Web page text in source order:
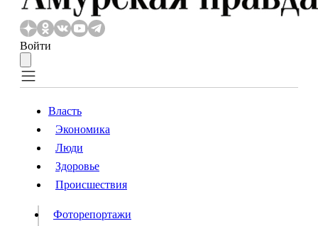
Войти
Власть
Происшествия
Видео
Власть
Экономика
Люди
Здоровье
Происшествия
Фоторепортажи